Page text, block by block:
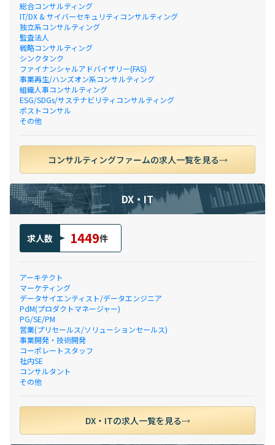
総合コンサルティング
IT/DX & サイバーセキュリティコンサルティング
独立系コンサルティング
監査法人
戦略コンサルティング
シンクタンク
ファイナンシャルアドバイザリー(FAS)
事業再生/ハンズオン系コンサルティング
組織人事コンサルティング
ESG/SDGs/サステナビリティコンサルティング
ポストコンサル
その他
コンサルティングファームの求人一覧を見る
DX・IT
求人数 1449件
アーキテクト
マーケティング
データサイエンティスト/データエンジニア
PdM(プロダクトマネージャー)
PG/SE/PM
営業(プリセールス/ソリューションセールス)
事業開発・技術開発
コーポレートスタッフ
社内SE
コンサルタント
その他
DX・ITの求人一覧を見る